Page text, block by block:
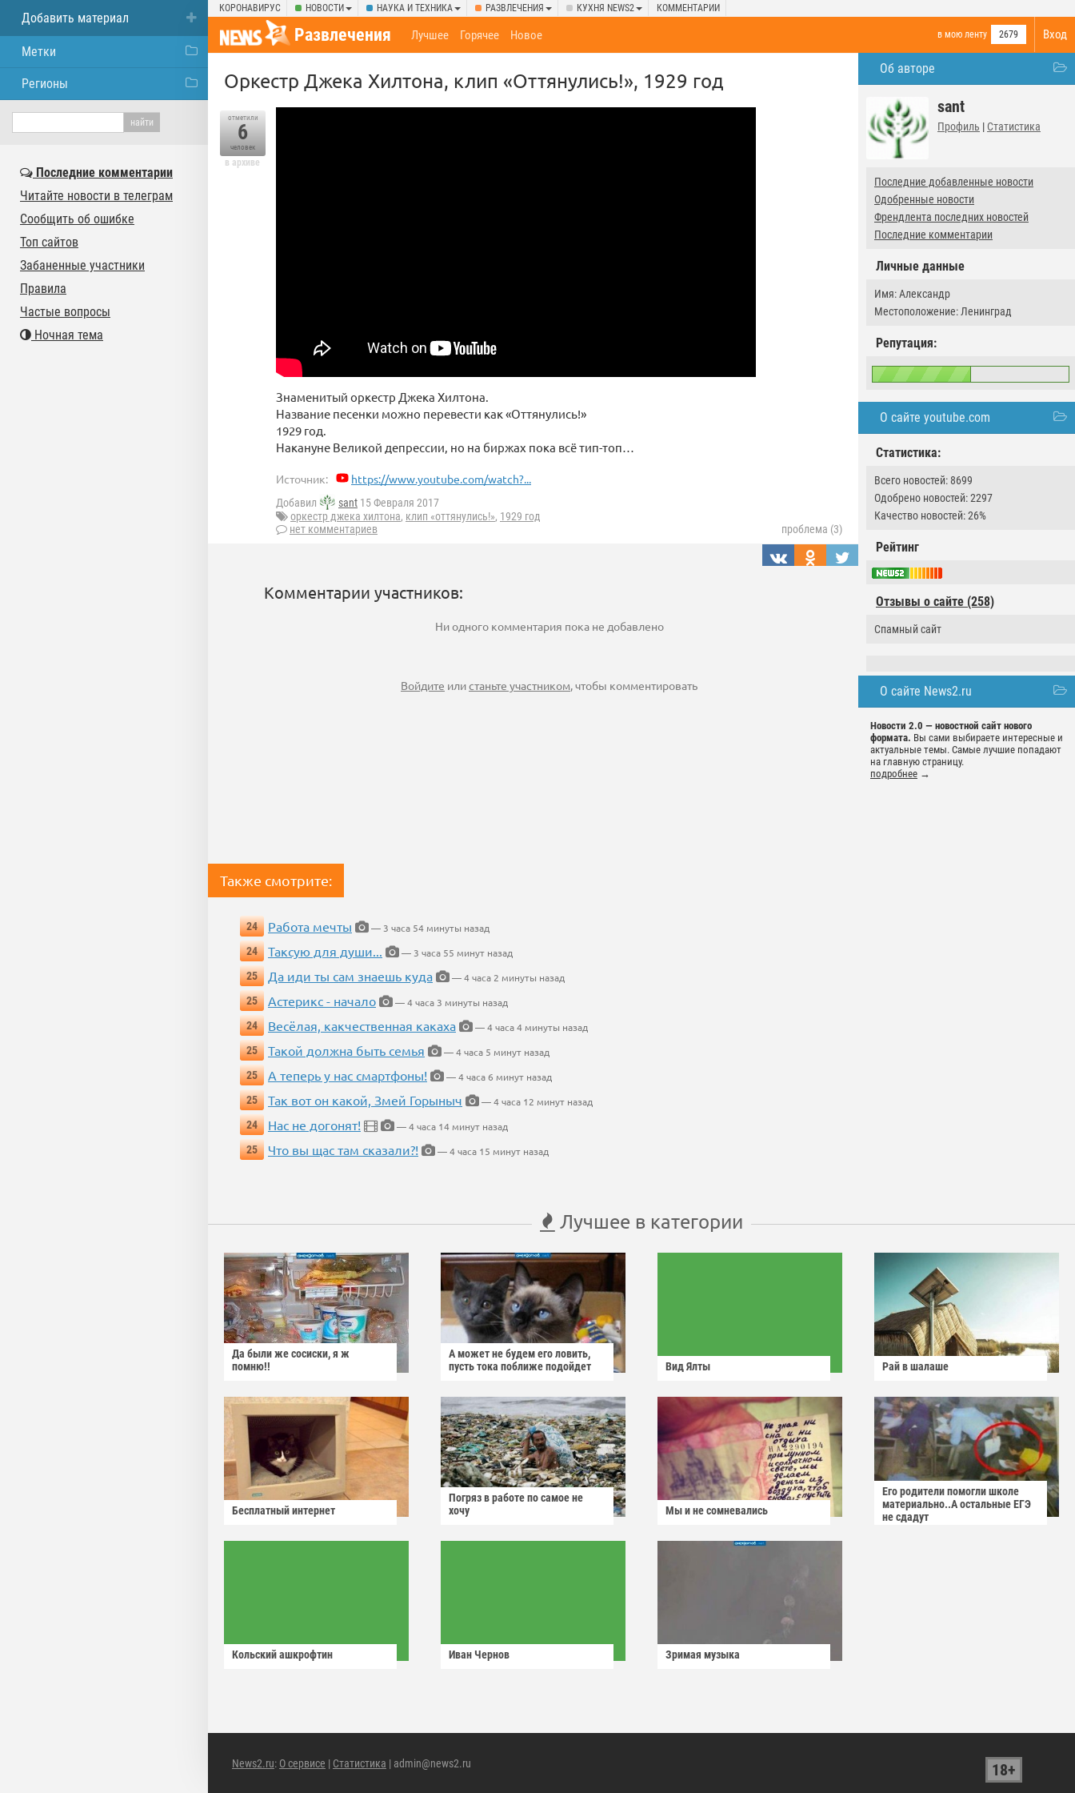
КОРОНАВИРУС НОВОСТИ НАУКА И ТЕХНИКА РАЗВЛЕЧЕНИЯ КУХНЯ NEWS2 КОММЕНТАРИИ
Вход
Развлечения в мою ленту 2679
Лучшее Горячее Новое
Об авторе
sant
Профиль | Статистика
Последние добавленные новости
Одобренные новости
Френдлента последних новостей
Последние комментарии
Личные данные
Имя: Александр
Местоположение: Ленинград
Репутация:
О сайте youtube.com
Статистика:
Всего новостей: 8699
Одобрено новостей: 2297
Качество новостей: 26%
Рейтинг
Отзывы о сайте (258)
Спамный сайт
О сайте News2.ru
Новости 2.0 — новостной сайт нового
формата. Вы сами выбираете интересные и
актуальные темы. Самые лучшие попадают
на главную страницу.
подробнее →
Оркестр Джека Хилтона, клип «Оттянулись!», 1929 год
отметили
6
человек
в архиве
Знаменитый оркестр Джека Хилтона.
Название песенки можно перевести как «Оттянулись!»
1929 год.
Накануне Великой депрессии, но на биржах пока всё тип-топ…
Источник: https://www.youtube.com/watch?...
Добавил sant 15 Февраля 2017
оркестр джека хилтона, клип «оттянулись!», 1929 год
нет комментариев
проблема (3)
Комментарии участников:
Ни одного комментария пока не добавлено
Войдите илистаньте участником, чтобы комментировать
Также смотрите:
24 Работа мечты
— 3 часа 54 минуты назад
24
Таксую для души...
— 3 часа 55 минут назад
25
Да иди ты сам знаешь куда
— 4 часа 2 минуты назад
25
Астерикс - начало
— 4 часа 3 минуты назад
24
Весёлая, какчественная какаха
— 4 часа 4 минуты назад
25
Такой должна быть семья
— 4 часа 5 минут назад
25
А теперь у нас смартфоны!
— 4 часа 6 минут назад
25
Так вот он какой, Змей Горыныч
— 4 часа 12 минут назад
24
Нас не догонят!
— 4 часа 14 минут назад
25
Что вы щас там сказали?! — 4 часа 15 минут назад
Лучшее в категории
Да были же сосиски, я ж
помню!!
А может не будем его ловить,
пусть тока поближе подойдет
Вид Ялты Рай в шалаше
Бесплатный интернет
Погряз в работе по самое не
хочу
Мы и не сомневались
Его родители помогли школе
материально..А остальные ЕГЭ
не сдадут
Кольский ашкрофтин Иван Чернов Зримая музыка
News2.ru: О сервисе | Статистика | admin@news2.ru 18+
Добавить материал
Метки
Регионы
Последние комментарии
Читайте новости в телеграм
Сообщить об ошибке
Топ сайтов
Забаненные участники
Правила
Частые вопросы
Ночная тема